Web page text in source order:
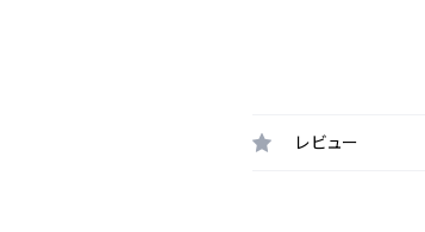
レビュー